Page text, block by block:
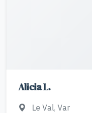
Alicia L.
Le Val, Var